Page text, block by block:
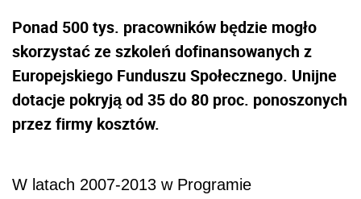
Ponad 500 tys. pracowników będzie mogło
skorzystać ze szkoleń dofinansowanych z
Europejskiego Funduszu Społecznego. Unijne
dotacje pokryją od 35 do 80 proc. ponoszonych
przez firmy kosztów.
W latach 2007-2013 w Programie